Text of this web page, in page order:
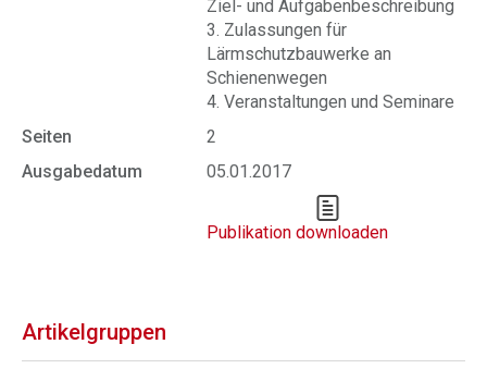
Ziel- und Aufgabenbeschreibung
3. Zulassungen für
Lärmschutzbauwerke an
Schienenwegen
4. Veranstaltungen und Seminare
Seiten
2
Ausgabedatum
05.01.2017
Publikation downloaden
Artikelgruppen